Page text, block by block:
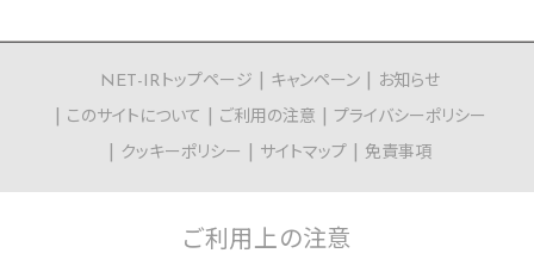
NET-IRトップページ キャンペーン
お知らせ
このサイトについて
ご利用の注意
プライバシーポリシー
クッキーポリシー
サイトマップ 免責事項
ご利用上の注意